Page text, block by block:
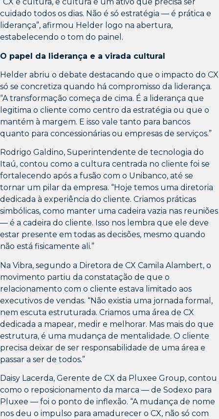
cuidado todos os dias. Não é só estratégia — é prática e
liderança”, afirmou Helder logo na abertura,
estabelecendo o tom do painel.
O papel da liderança e a virada cultural
Helder abriu o debate destacando que o impacto do CX
só se concretiza quando há compromisso da liderança.
“A transformação começa de cima. É a liderança que
legitima o cliente como centro da estratégia ou que o
mantém à margem. E isso vale tanto para bancos
quanto para concessionárias ou empresas de serviços.”
Rodrigo Galdino, Superintendente de tecnologia do
Itaú, contou como a cultura centrada no cliente foi se
fortalecendo após a fusão com o Unibanco, até se
tornar um pilar da empresa. “Hoje temos uma diretoria
dedicada à experiência do cliente. Criamos práticas
simbólicas, como manter uma cadeira vazia nas reuniões
— é a cadeira do cliente. Isso nos lembra que ele deve
estar presente em todas as decisões, mesmo quando
não está fisicamente ali.”
Na Vibra, segundo a Diretora de CX Camila Alambert, o
movimento partiu da constatação de que o
relacionamento com o cliente estava limitado aos
executivos de vendas. “Não existia uma jornada formal,
nem escuta estruturada. Criamos uma área de CX
dedicada a mapear, medir e melhorar. Mas mais do que
estrutura, é uma mudança de mentalidade. O cliente
precisa deixar de ser responsabilidade de uma área e
passar a ser de todos.”
Daisy Lacerda, Gerente de CX da Pluxee Group, contou
como o reposicionamento da marca — de Sodexo para
Pluxee — foi o ponto de inflexão. “A mudança de nome
nos deu o impulso para amadurecer o CX, não só com